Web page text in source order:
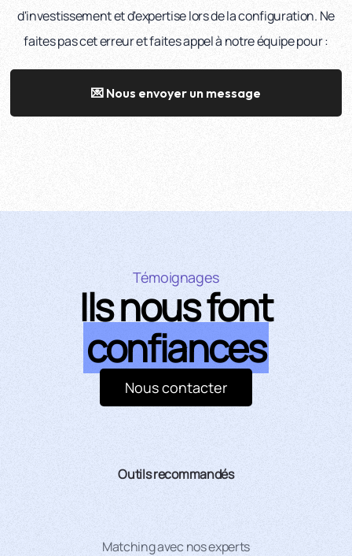
d'investissement et d'expertise lors de la configuration. Ne
faites pas cet erreur et faites appel à notre équipe pour :
💌 Nous envoyer un message
Témoignages
Ils nous font
confiances
Nous contacter
Outils recommandés
Matching avec nos experts